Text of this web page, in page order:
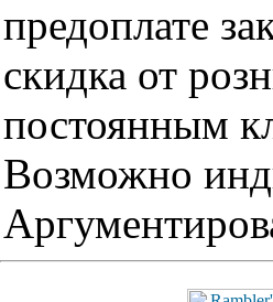
предоплате
скидка от
постоянным
Возможно